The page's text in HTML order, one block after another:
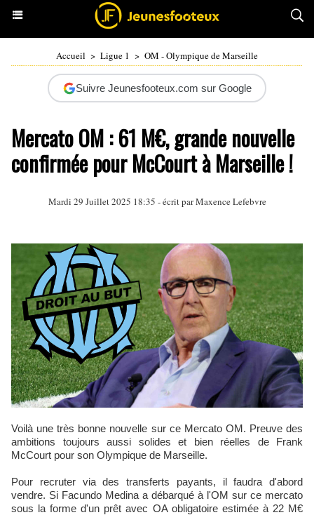
Accueil > Ligue 1 > OM - Olympique de Marseille
Suivre Jeunesfooteux.com sur Google
Mercato OM : 61 M€, grande nouvelle
confirmée pour McCourt à Marseille !
Mardi 29 Juillet 2025 18:35 - écrit par Maxence Lefebvre
Voilà une très bonne nouvelle sur ce Mercato OM. Preuve des
ambitions toujours aussi solides et bien réelles de Frank
McCourt pour son Olympique de Marseille.
Pour recruter via des transferts payants, il faudra d'abord
vendre. Si Facundo Medina a débarqué à l'OM sur ce mercato
sous la forme d'un prêt avec OA obligatoire estimée à 22 M€